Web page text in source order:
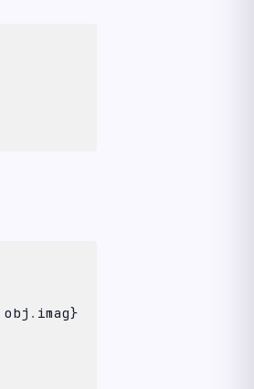
obj . imag}